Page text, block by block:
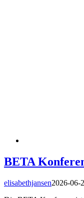
BETA
elisabethjansen2026-06-